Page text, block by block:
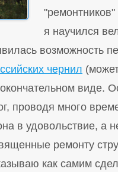
я научился
возможность
чернил
виде.
проводя много
в удовольствие, а
ремонту
как самим